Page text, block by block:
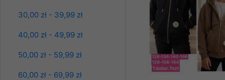
30,00 zł - 39,99 zł
40,00 zł - 49,99 zł
50,00 zł - 59,99 zł
60,00 zł - 69,99 zł
Nasz Sklep
przez nasz serwer i
jego indywidualnych
opcję przyjmowania
może wpłynąć na
Klienta przechowują